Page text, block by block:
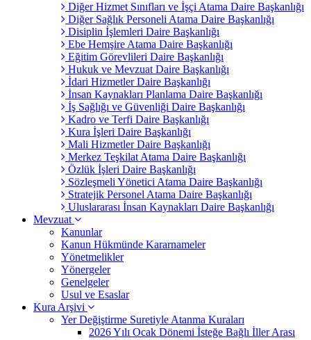
Diğer Hizmet Sınıfları ve İşçi Atama Daire Başkanlığı
Diğer Sağlık Personeli Atama Daire Başkanlığı
Disiplin İşlemleri Daire Başkanlığı
Ebe Hemşire Atama Daire Başkanlığı
Eğitim Görevlileri Daire Başkanlığı
Hukuk ve Mevzuat Daire Başkanlığı
İdari Hizmetler Daire Başkanlığı
İnsan Kaynakları Planlama Daire Başkanlığı
İş Sağlığı ve Güvenliği Daire Başkanlığı
Kadro ve Terfi Daire Başkanlığı
Kura İşleri Daire Başkanlığı
Mali Hizmetler Daire Başkanlığı
Merkez Teşkilat Atama Daire Başkanlığı
Özlük İşleri Daire Başkanlığı
Sözleşmeli Yönetici Atama Daire Başkanlığı
Stratejik Personel Atama Daire Başkanlığı
Uluslararası İnsan Kaynakları Daire Başkanlığı
Mevzuat
Kanunlar
Kanun Hükmünde Kararnameler
Yönetmelikler
Yönergeler
Genelgeler
Usul ve Esaslar
Kura Arşivi
Yer Değiştirme Suretiyle Atanma Kuraları
2026 Yılı Ocak Dönemi İsteğe Bağlı İller Arası